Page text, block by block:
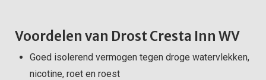
Voordelen van Drost Cresta Inn WV
Goed isolerend vermogen tegen droge watervlekken,
nicotine, roet en roest